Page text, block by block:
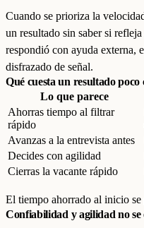
Cuando se prioriza la
un resultado sin saber si
respondió con ayuda externa,
disfrazado de señal.
Qué cuesta un resultado poco
Lo que parece
Ahorras tiempo al filtrar
rápido
Avanzas a la entrevista antes
Decides con agilidad
Cierras la vacante rápido
El tiempo ahorrado al inicio
Confiabilidad y agilidad no se